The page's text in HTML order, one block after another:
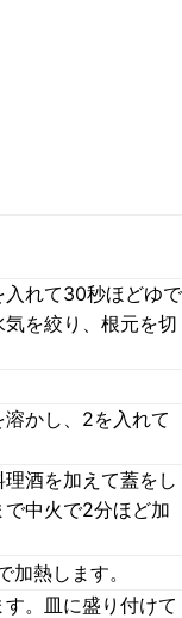
れて30秒ほどゆで
を絞り、根元を切
かし、2を入れて
酒を加えて蓋をし
中火で2分ほど加
熱します。
。皿に盛り付けて